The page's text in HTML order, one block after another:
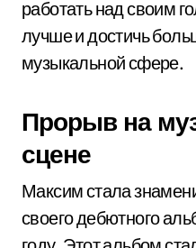
работать над своим
лучше и достичь
музыкальной сфере.
Прорыв на
сцене
Максим стала
своего дебютного